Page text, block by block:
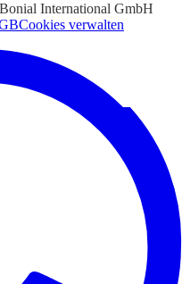
International GmbH
Cookies verwalten